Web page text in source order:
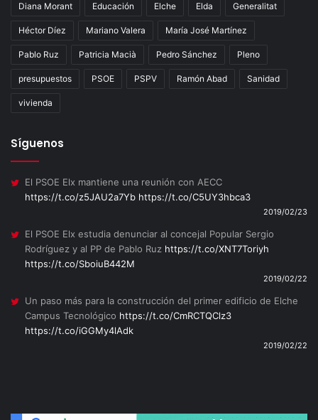
Diana Morant Educación Elche Elda Generalitat
Héctor Díez Mariano Valera María José Martínez
Pablo Ruz Patricia Macià Pedro Sánchez Pleno
presupuestos PSOE PSPV Ramón Abad Sanidad
vivienda
Síguenos
El PSOE Elx mantiene una reunión con AECC
https://t.co/z5JAU2a7Yb https://t.co/C5UY3hbca3
2019/02/23
El PSOE Elx estudia denunciar al concejal Popular Sergio
Rodríguez y al PP de Pablo Ruz https://t.co/XNT7Toriyh
https://t.co/SboiuB442M
2019/02/22
Un paso más para la construcción del primer edificio de Elche
Campus Tecnológico https://t.co/CmRCTQClz3
https://t.co/iGGMy4lAdk
2019/02/22